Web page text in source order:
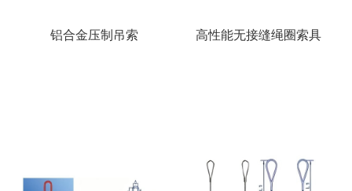
铝合金压制吊索 高性能无接缝绳圈索具